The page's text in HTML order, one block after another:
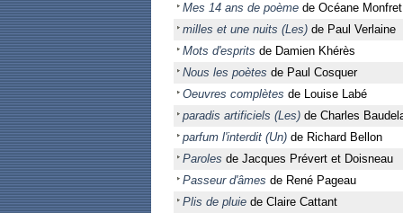
Mes 14 ans de poème de Océane Monfret
milles et une nuits (Les) de Paul Verlaine
Mots d'esprits de Damien Khérès
Nous les poètes de Paul Cosquer
Oeuvres complètes de Louise Labé
paradis artificiels (Les) de Charles
parfum l'interdit (Un) de Richard Bellon
Paroles de Jacques Prévert et Doisneau
Passeur d'âmes de René Pageau
Plis de pluie de Claire Cattant